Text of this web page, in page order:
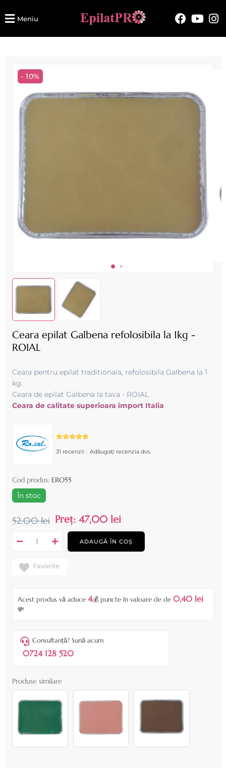
Meniu
- 10%
Ceara epilat Galbena refolosibila la 1kg -
ROIAL
Ceara pentru epilat traditionala, refolosibila Galbena la 1
kg .
Ceara de epilat Galbena la tava - ROIAL
Ceara de calitate superioara import Italia
31 recenzii Adăugați recenzia dvs.
Cod produs: ERO55
În stoc
52,00 lei Preț: 47,00 lei
ADAUGĂ ÎN COȘ
Favorite
Acest produs vă aduce 4💰 puncte în valoare de de 0,40 lei
💸
Consultanță? Sună acum
0724 128 520
Produse similare